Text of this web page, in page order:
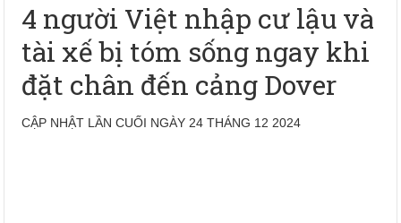
4 người Việt nhập cư lậu và
tài xế bị tóm sống ngay khi
đặt chân đến cảng Dover
CẬP NHẬT LẦN CUỐI NGÀY 24 THÁNG 12 2024